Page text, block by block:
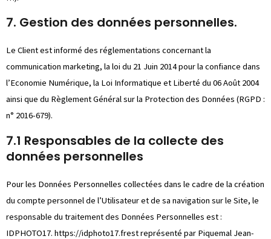
7. Gestion des données personnelles.
Le Client est informé des réglementations concernant la
communication marketing, la loi du 21 Juin 2014 pour la confiance dans
l’Economie Numérique, la Loi Informatique et Liberté du 06 Août 2004
ainsi que du Règlement Général sur la Protection des Données (RGPD :
n° 2016-679).
7.1 Responsables de la collecte des
données personnelles
Pour les Données Personnelles collectées dans le cadre de la création
du compte personnel de l’Utilisateur et de sa navigation sur le Site, le
responsable du traitement des Données Personnelles est :
IDPHOTO17. https://idphoto17.frest représenté par Piquemal Jean-